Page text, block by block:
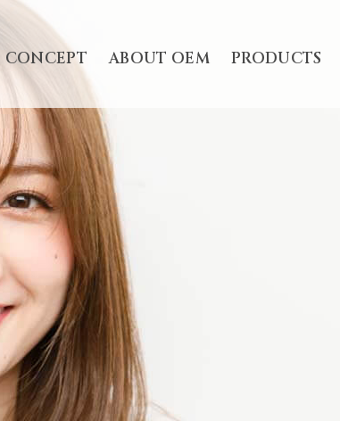
CONCEPT ABOUT OEM PRODUCTS